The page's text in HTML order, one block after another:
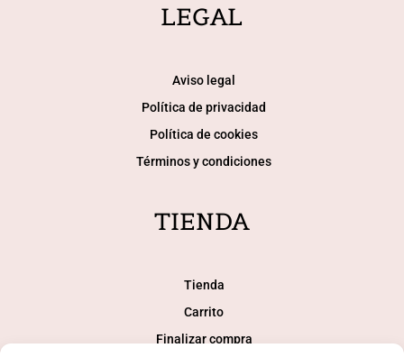
LEGAL
Aviso legal
Política de privacidad
Política de cookies
Términos y condiciones
TIENDA
Tienda
Carrito
Finalizar compra